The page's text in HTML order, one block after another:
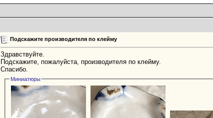
Подскажите производителя по клейму
Здравствуйте.
Подскажите, пожалуйста, производителя по клейму.
Спасибо.
Миниатюры